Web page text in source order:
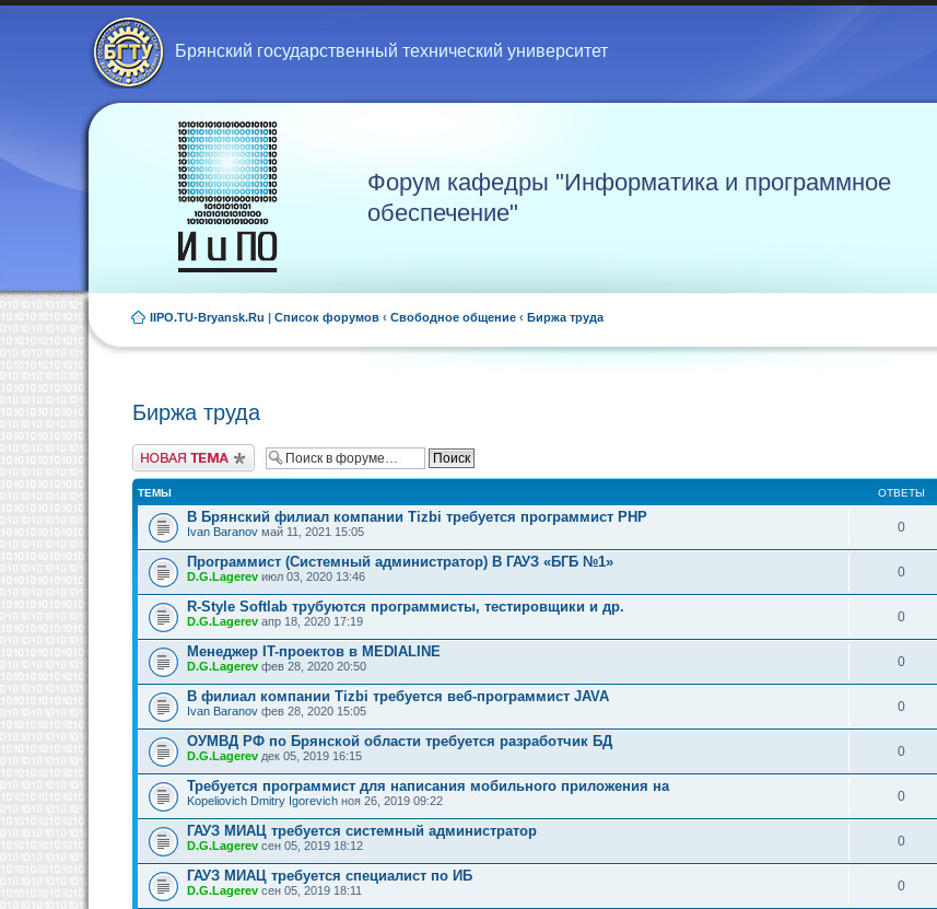
Брянский государственный технический университет
Форум кафедры "Информатика и программное
обеспечение"
IIPO.TU-Bryansk.Ru | Список форумов ‹ Свободное общение ‹ Биржа труда
Биржа труда
Новая тема
ТЕМЫ ОТВЕТЫ
В Брянский филиал компании Tizbi требуется программист PHP
Ivan Baranov май 11, 2021 15:05 0
Программист (Системный администратор) В ГАУЗ «БГБ №1»
D.G.Lagerev июл 03, 2020 13:46 0
R-Style Softlab трубуются программисты, тестировщики и др.
D.G.Lagerev апр 18, 2020 17:19 0
Менеджер IT-проектов в MEDIALINE
D.G.Lagerev фев 28, 2020 20:50 0
В филиал компании Tizbi требуется веб-программист JAVA
Ivan Baranov фев 28, 2020 15:05 0
ОУМВД РФ по Брянской области требуется разработчик БД
D.G.Lagerev дек 05, 2019 16:15 0
Требуется программист для написания мобильного приложения на
Kopeliovich Dmitry Igorevich ноя 26, 2019 09:22 0
ГАУЗ МИАЦ требуется системный администратор
D.G.Lagerev сен 05, 2019 18:12 0
ГАУЗ МИАЦ требуется специалист по ИБ
D.G.Lagerev сен 05, 2019 18:11 0